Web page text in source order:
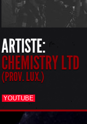
ARTISTE:
CHEMISTRY LTD
(PROV. LUX.)
YOUTUBE